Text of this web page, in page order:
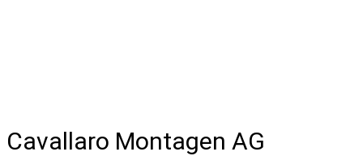
Cavallaro Montagen AG